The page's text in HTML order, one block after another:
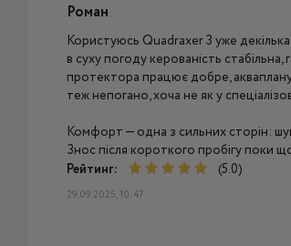
Роман
Користуюсь Quadraxer 3 уже
в суху погоду керованість
протектора працює добре,
теж непогано, хоча не як у
Комфорт — одна з сильних сторін:
Знос після короткого пробігу поки
Рейтинг:
(5.0)
29.09.2025, 10:47